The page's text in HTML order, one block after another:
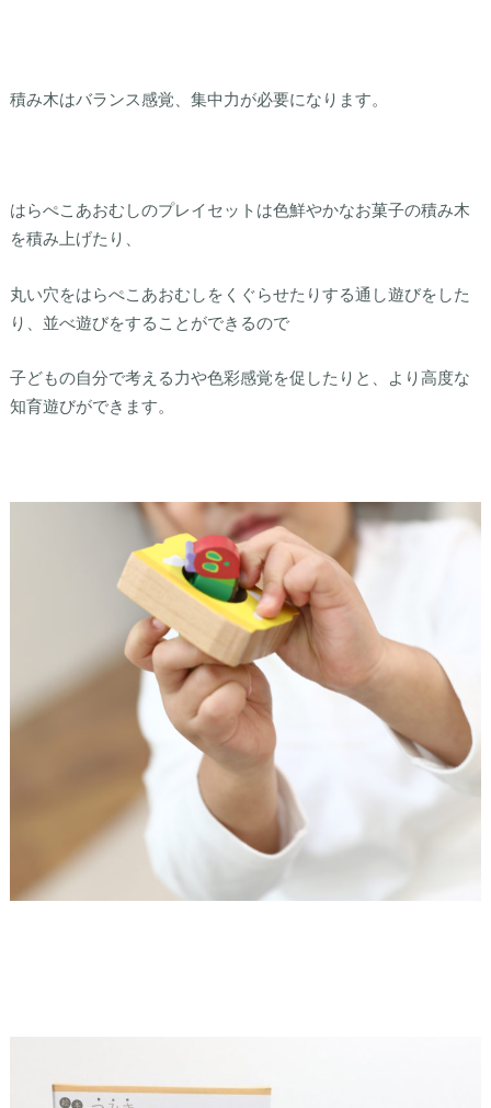
積み木はバランス感覚、集中力が必要になります。
はらぺこあおむしのプレイセットは色鮮やかなお菓子の積み木
を積み上げたり、
丸い穴をはらぺこあおむしをくぐらせたりする通し遊びをした
り、並べ遊びをすることができるので
子どもの自分で考える力や色彩感覚を促したりと、より高度な
知育遊びができます。